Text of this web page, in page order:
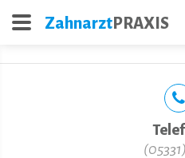
Zahnarzt PRAXIS